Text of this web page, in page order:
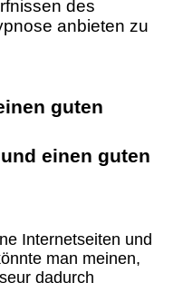
des
anbieten zu
guten
einen guten
Internetseiten und
man meinen,
dadurch